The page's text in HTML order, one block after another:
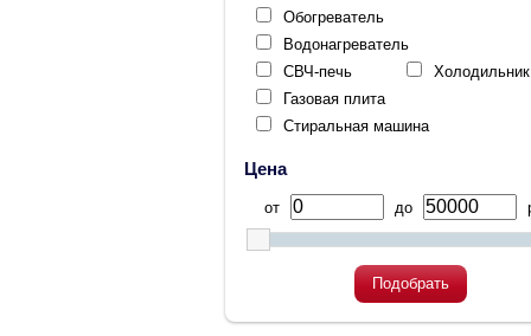
Обогреватель
Водонагреватель
СВЧ-печь
Холодильник
Газовая плита
Стиральная машина
Цена
от до
Подобрать